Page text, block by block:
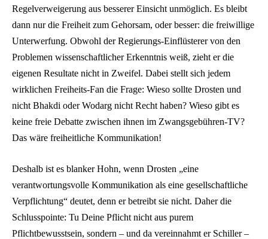
Regelverweigerung aus besserer Einsicht unmöglich. Es bleibt
dann nur die Freiheit zum Gehorsam, oder besser: die freiwillige
Unterwerfung. Obwohl der Regierungs-Einflüsterer von den
Problemen wissenschaftlicher Erkenntnis weiß, zieht er die
eigenen Resultate nicht in Zweifel. Dabei stellt sich jedem
wirklichen Freiheits-Fan die Frage: Wieso sollte Drosten und
nicht Bhakdi oder Wodarg nicht Recht haben? Wieso gibt es
keine freie Debatte zwischen ihnen im Zwangsgebühren-TV?
Das wäre freiheitliche Kommunikation!
Deshalb ist es blanker Hohn, wenn Drosten „eine
verantwortungsvolle Kommunikation als eine gesellschaftliche
Verpflichtung“ deutet, denn er betreibt sie nicht. Daher die
Schlusspointe: Tu Deine Pflicht nicht aus purem
Pflichtbewusstsein, sondern – und da vereinnahmt er Schiller –